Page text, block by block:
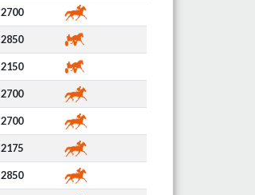
2700
2850
2150
2700
2700
2175
2850